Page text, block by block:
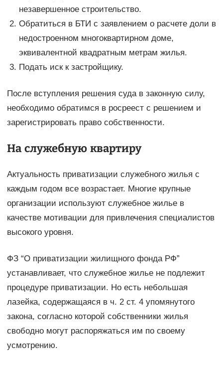
незавершенное строительство.
Обратиться в БТИ с заявлением о расчете доли в
недостроенном многоквартирном доме,
эквивалентной квадратным метрам жилья.
Подать иск к застройщику.
После вступления решения суда в законную силу,
необходимо обратимся в росреест с решением и
зарегистрировать право собственности.
На служебную квартиру
Актуальность приватизации служебного жилья с
каждым годом все возрастает. Многие крупные
организации используют служебное жилье в
качестве мотивации для привлечения специалистов
высокого уровня.
ФЗ “О приватизации жилищного фонда РФ”
устанавливает, что служебное жилье не подлежит
процедуре приватизации. Но есть небольшая
лазейка, содержащаяся в ч. 2 ст. 4 упомянутого
закона, согласно которой собственники жилья
свободно могут распоряжаться им по своему
усмотрению.